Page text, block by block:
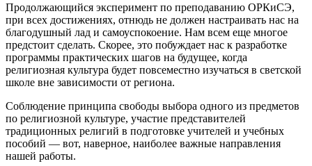
Продолжающийся эксперимент по преподаванию ОРКиСЭ,
при всех достижениях, отнюдь не должен настраивать нас на
благодушный лад и самоуспокоение. Нам всем еще многое
предстоит сделать. Скорее, это побуждает нас к разработке
программы практических шагов на будущее, когда
религиозная культура будет повсеместно изучаться в светской
школе вне зависимости от региона.
Соблюдение принципа свободы выбора одного из предметов
по религиозной культуре, участие представителей
традиционных религий в подготовке учителей и учебных
пособий — вот, наверное, наиболее важные направления
нашей работы.